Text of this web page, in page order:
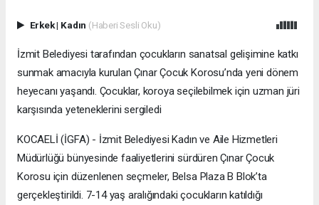
Erkek| Kadın (Haberi Sesli Oku)
İzmit Belediyesi tarafından çocukların sanatsal gelişimine katkı
sunmak amacıyla kurulan Çınar Çocuk Korosu’nda yeni dönem
heyecanı yaşandı. Çocuklar, koroya seçilebilmek için uzman jüri
karşısında yeteneklerini sergiledi
KOCAELİ (İGFA) - İzmit Belediyesi Kadın ve Aile Hizmetleri
Müdürlüğü bünyesinde faaliyetlerini sürdüren Çınar Çocuk
Korosu için düzenlenen seçmeler, Belsa Plaza B Blok’ta
gerçekleştirildi. 7-14 yaş aralığındaki çocukların katıldığı